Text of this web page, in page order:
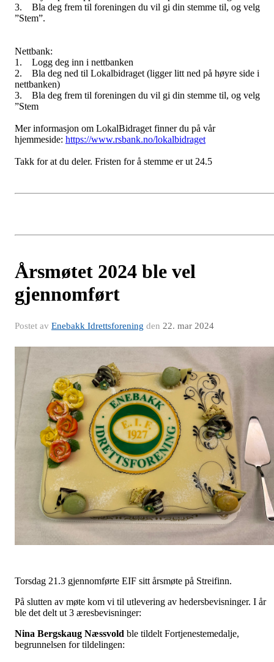
3. Bla deg frem til foreningen du vil gi din stemme til, og velg
”Stem”.
Nettbank:
1. Logg deg inn i nettbanken
2. Bla deg ned til Lokalbidraget (ligger litt ned på høyre side i
nettbanken)
3. Bla deg frem til foreningen du vil gi din stemme til, og velg
”Stem
Mer informasjon om LokalBidraget finner du på vår
hjemmeside: https://www.rsbank.no/lokalbidraget
Takk for at du deler. Fristen for å stemme er ut 24.5
Årsmøtet 2024 ble vel
gjennomført
Postet av Enebakk Idrettsforening den 22. mar 2024
Torsdag 21.3 gjennomførte EIF sitt årsmøte på Streifinn.
På slutten av møte kom vi til utlevering av hedersbevisninger. I år
ble det delt ut 3 æresbevisninger:
Nina Bergskaug Næssvold ble tildelt Fortjenestemedalje,
begrunnelsen for tildelingen: